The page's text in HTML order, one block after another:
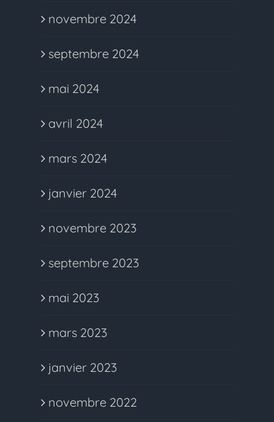
novembre 2024
septembre 2024
mai 2024
avril 2024
mars 2024
janvier 2024
novembre 2023
septembre 2023
mai 2023
mars 2023
janvier 2023
novembre 2022